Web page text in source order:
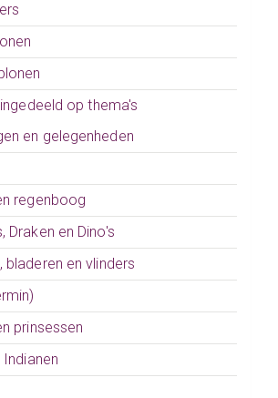
op thema's
en gelegenheden
regenboog
Draken en Dino's
bladeren en vlinders
prinsessen
Indianen